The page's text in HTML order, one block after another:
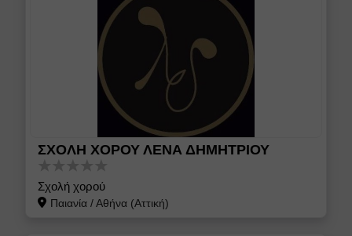
ΣΧΟΛΗ ΧΟΡΟΥ ΛΕΝΑ ΔΗΜΗΤΡΙΟΥ
Σχολή χορού
Παιανία/Αθήνα (Αττική)